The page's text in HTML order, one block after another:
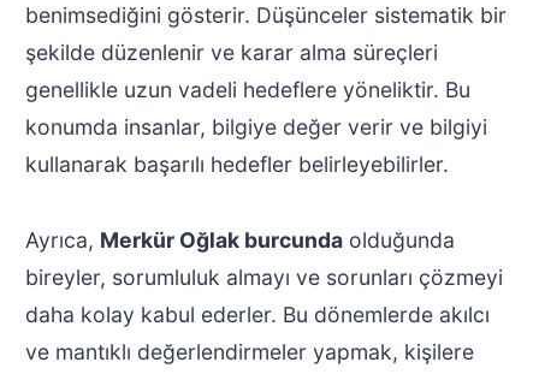
benimsediğini gösterir. Düşünceler sistematik bir
şekilde düzenlenir ve karar alma süreçleri
genellikle uzun vadeli hedeflere yöneliktir. Bu
konumda insanlar, bilgiye değer verir ve bilgiyi
kullanarak başarılı hedefler belirleyebilirler.
Ayrıca, Merkür Oğlak burcundaolduğunda
bireyler, sorumluluk almayı ve sorunları çözmeyi
daha kolay kabul ederler. Bu dönemlerde akılcı
ve mantıklı değerlendirmeler yapmak, kişilere